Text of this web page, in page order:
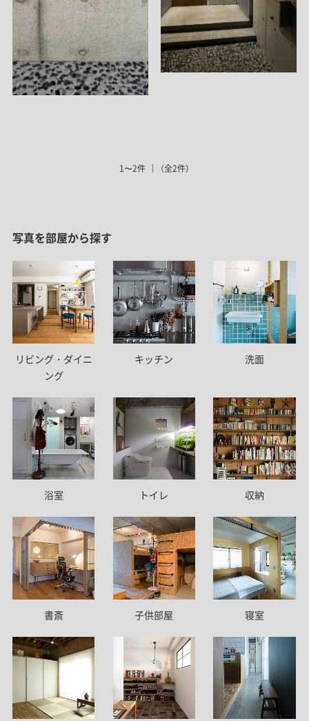
1〜2件 （全2件）
写真を部屋から探す
リビング・ダイニ
ング
キッチン 洗面
浴室 トイレ 収納
書斎 子供部屋 寝室